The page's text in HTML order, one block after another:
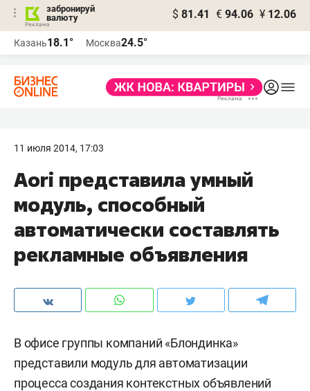
забронируй
валюту
$ 81.41 € 94.06 ¥ 12.06
Казань18.1° Москва24.5°
11 июля 2014, 17:03
Aori представила умный
модуль, способный
автоматически составлять
рекламные объявления
В офисе группы компаний «Блондинка»
представили модуль для автоматизации
процесса создания контекстных объявлений